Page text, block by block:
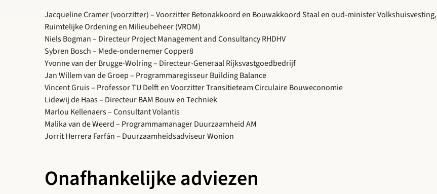
Jacqueline Cramer (voorzitter) – Voorzitter Betonakkoord en Bouwakkoord Staal en oud-minister Volkshuisvesting,
Ruimtelijke Ordening en Milieubeheer (VROM)
Niels Bogman – Directeur Project Management and Consultancy RHDHV
Sybren Bosch – Mede-ondernemer Copper8
Yvonne van der Brugge-Wolring – Directeur-Generaal Rijksvastgoedbedrijf
Jan Willem van de Groep – Programmaregisseur Building Balance
Vincent Gruis – Professor TU Delft en Voorzitter Transitieteam Circulaire Bouweconomie
Lidewij de Haas – Directeur BAM Bouw en Techniek
Marlou Kellenaers – Consultant Volantis
Malika van de Weerd – Programmamanager Duurzaamheid AM
Jorrit Herrera Farfán – Duurzaamheidsadviseur Wonion
Onafhankelijke adviezen